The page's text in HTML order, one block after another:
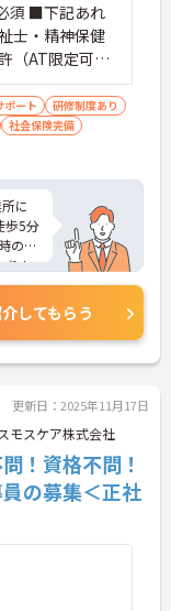
須 ■下記あれ
士・精神保健
（AT限定可）
ポート
研修制度あり
社会保険完備
に
歩5分
の負
りも
せん
く安
る方
いた
してもらう
更新日：2025年11月17日
モスケア株式会社
！資格不問！
の募集＜正社